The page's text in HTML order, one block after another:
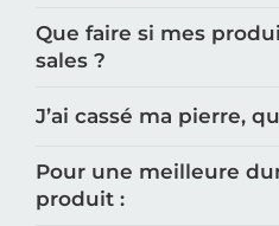
Que faire si mes
sales ?
J’ai cassé ma pierre,
Pour une meilleure
produit :